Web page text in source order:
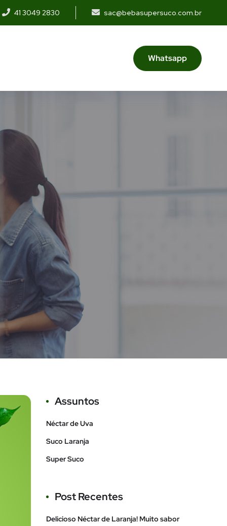
41 3049 2830 sac@bebasupersuco.com.br
Whatsapp
Assuntos
Néctar de Uva
Suco Laranja
Super Suco
Post Recentes
Delicioso Néctar de Laranja! Muito sabor